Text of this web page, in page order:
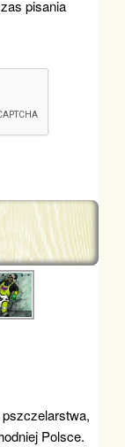
pisania
Polsce.